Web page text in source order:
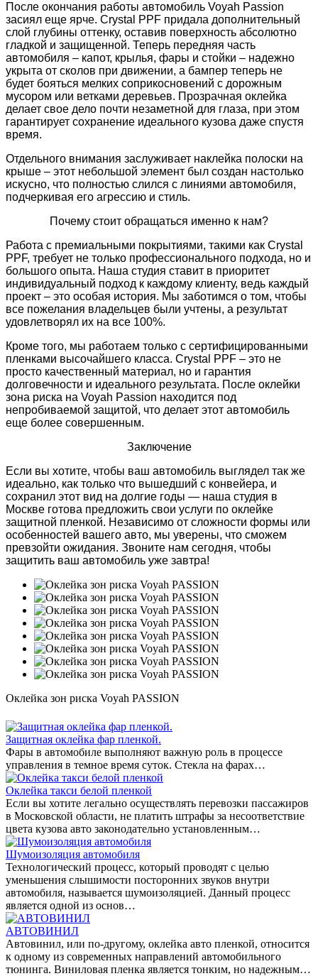
После окончания работы автомобиль Voyah Passion
засиял еще ярче. Crystal PPF придала дополнительный
слой глубины оттенку, оставив поверхность абсолютно
гладкой и защищенной. Теперь передняя часть
автомобиля – капот, крылья, фары и стойки – надежно
укрыта от сколов при движении, а бампер теперь не
будет бояться мелких соприкосновений с дорожным
мусором или ветками деревьев. Прозрачная оклейка
делает свое дело почти незаметной для глаза, при этом
гарантирует сохранение идеального кузова даже спустя
время.
Отдельного внимания заслуживает наклейка полоски на
крыше – этот небольшой элемент был создан настолько
искусно, что полностью слился с линиями автомобиля,
подчеркивая его агрессию и стиль.
Почему стоит обращаться именно к нам?
Работа с премиальными покрытиями, такими как Crystal
PPF, требует не только профессионального подхода, но и
большого опыта. Наша студия ставит в приоритет
индивидуальный подход к каждому клиенту, ведь каждый
проект – это особая история. Мы заботимся о том, чтобы
все пожелания владельцев были учтены, а результат
удовлетворял их на все 100%.
Кроме того, мы работаем только с сертифицированными
пленками высочайшего класса. Crystal PPF – это не
просто качественный материал, но и гарантия
долговечности и идеального результата. После оклейки
зона риска на Voyah Passion находится под
непробиваемой защитой, что делает этот автомобиль
еще более совершенным.
Заключение
Если вы хотите, чтобы ваш автомобиль выглядел так же
идеально, как только что вышедший с конвейера, и
сохранил этот вид на долгие годы — наша студия в
Москве готова предложить свои услуги по оклейке
защитной пленкой. Независимо от сложности формы или
особенностей вашего авто, мы уверены, что сможем
превзойти ожидания. Звоните нам сегодня, чтобы
защитить ваш автомобиль уже завтра!
Оклейка зон риска Voyah PASSION
Защитная оклейка фар пленкой.
Фары в автомобиле выполняют важную роль в процессе
управления в темное время суток. Стекла на фарах…
Оклейка такси белой пленкой
Если вы хотите легально осуществлять перевозки пассажиров
в Московской области, не платить штрафы за несоответствие
цвета кузова авто законодательно установленным…
Шумоизоляция автомобиля
Технологический процесс, который проводят с целью
уменьшения слышимости посторонних звуков внутри
автомобиля, называется шумоизоляцией. Данный процесс
является одной из основ…
АВТОВИНИЛ
Автовинил, или по-другому, оклейка авто пленкой, относится
к одному из современных направлений автомобильного
тюнинга. Виниловая пленка является тонким, но надежным…